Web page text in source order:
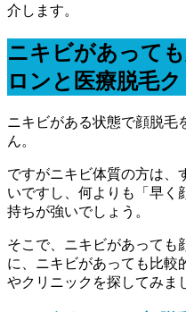
介します。
ニキビがあって
ロンと医療脱毛
ニキビがある状態で顔脱毛
ん。
ですがニキビ体質の方は、
いですし、何よりも「早く
持ちが強いでしょう。
そこで、ニキビがあっても
に、ニキビがあっても比較
やクリニックを探してみま